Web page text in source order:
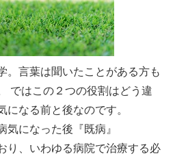
。言葉は聞いたことがある方も
ではこの２つの役割はどう違
なる前と後なのです。
気になった後『既病』
り、いわゆる病院で治療する必